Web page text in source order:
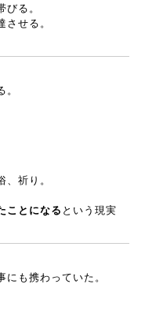
る。
せる。
祈り。
ことになる という現実
にも携わっていた。